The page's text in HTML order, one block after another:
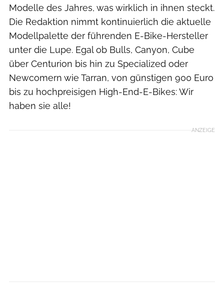
Modelle des Jahres, was wirklich in ihnen steckt.
Die Redaktion nimmt kontinuierlich die aktuelle
Modellpalette der führenden E-Bike-Hersteller
unter die Lupe. Egal ob Bulls, Canyon, Cube
über Centurion bis hin zu Specialized oder
Newcomern wie Tarran, von günstigen 900 Euro
bis zu hochpreisigen High-End-E-Bikes: Wir
haben sie alle!
ANZEIGE